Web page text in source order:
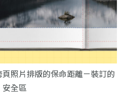
照片排版的保命距離－裝訂的
安全區